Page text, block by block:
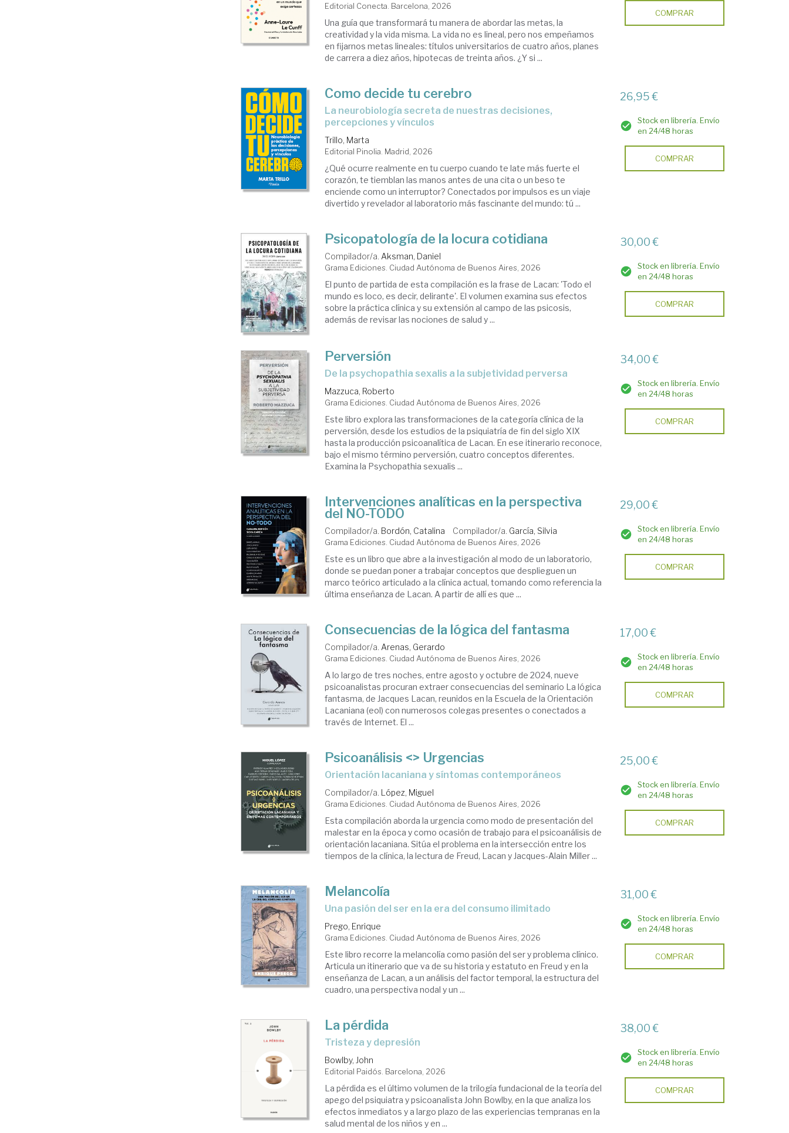
Editorial Conecta. Barcelona, 2026
Una guía que transformará tu manera de abordar las metas, la
creatividad y la vida misma. La vida no es lineal, pero nos empeñamos
en fijarnos metas lineales: títulos universitarios de cuatro años, planes
de carrera a diez años, hipotecas de treinta años. ¿Y si ...
COMPRAR
Como decide tu cerebro
La neurobiología secreta de nuestras decisiones,
percepciones y vínculos
Trillo, Marta
Editorial Pinolia. Madrid, 2026
¿Qué ocurre realmente en tu cuerpo cuando te late más fuerte el
corazón, te tiemblan las manos antes de una cita o un beso te
enciende como un interruptor? Conectados por impulsos es un viaje
divertido y revelador al laboratorio más fascinante del mundo: tú ...
26,95 €
Stock en librería. Envío
en 24/48 horas
COMPRAR
Psicopatología de la locura cotidiana
Compilador/a. Aksman, Daniel
Grama Ediciones. Ciudad Autónoma de Buenos Aires, 2026
El punto de partida de esta compilación es la frase de Lacan: 'Todo el
mundo es loco, es decir, delirante'. El volumen examina sus efectos
sobre la práctica clínica y su extensión al campo de las psicosis,
además de revisar las nociones de salud y ...
30,00 €
Stock en librería. Envío
en 24/48 horas
COMPRAR
Perversión
De la psychopathia sexalis a la subjetividad perversa
Mazzuca, Roberto
Grama Ediciones. Ciudad Autónoma de Buenos Aires, 2026
Este libro explora las transformaciones de la categoría clínica de la
perversión, desde los estudios de la psiquiatría de fin del siglo XIX
hasta la producción psicoanalítica de Lacan. En ese itinerario reconoce,
bajo el mismo término perversión, cuatro conceptos diferentes.
Examina la Psychopathia sexualis ...
34,00 €
Stock en librería. Envío
en 24/48 horas
COMPRAR
Intervenciones analíticas en la perspectiva
del NO-TODO
Compilador/a. Bordón, Catalina Compilador/a. García, Silvia
Grama Ediciones. Ciudad Autónoma de Buenos Aires, 2026
Este es un libro que abre a la investigación al modo de un laboratorio,
donde se puedan poner a trabajar conceptos que desplieguen un
marco teórico articulado a la clínica actual, tomando como referencia la
última enseñanza de Lacan. A partir de allí es que ...
29,00 €
Stock en librería. Envío
en 24/48 horas
COMPRAR
Consecuencias de la lógica del fantasma
Compilador/a. Arenas, Gerardo
Grama Ediciones. Ciudad Autónoma de Buenos Aires, 2026
A lo largo de tres noches, entre agosto y octubre de 2024, nueve
psicoanalistas procuran extraer consecuencias del seminario La lógica
fantasma, de Jacques Lacan, reunidos en la Escuela de la Orientación
Lacaniana (eol) con numerosos colegas presentes o conectados a
través de Internet. El ...
17,00 €
Stock en librería. Envío
en 24/48 horas
COMPRAR
Psicoanálisis <> Urgencias
Orientación lacaniana y síntomas contemporáneos
Compilador/a. López, Miguel
Grama Ediciones. Ciudad Autónoma de Buenos Aires, 2026
Esta compilación aborda la urgencia como modo de presentación del
malestar en la época y como ocasión de trabajo para el psicoanálisis de
orientación lacaniana. Sitúa el problema en la intersección entre los
tiempos de la clínica, la lectura de Freud, Lacan y Jacques-Alain Miller ...
25,00 €
Stock en librería. Envío
en 24/48 horas
COMPRAR
Melancolía
Una pasión del ser en la era del consumo ilimitado
Prego, Enrique
Grama Ediciones. Ciudad Autónoma de Buenos Aires, 2026
Este libro recorre la melancolía como pasión del ser y problema clínico.
Articula un itinerario que va de su historia y estatuto en Freud y en la
enseñanza de Lacan, a un análisis del factor temporal, la estructura del
cuadro, una perspectiva nodal y un ...
31,00 €
Stock en librería. Envío
en 24/48 horas
COMPRAR
La pérdida
Tristeza y depresión
Bowlby, John
Editorial Paidós. Barcelona, 2026
La pérdida es el último volumen de la trilogía fundacional de la teoría del
apego del psiquiatra y psicoanalista John Bowlby, en la que analiza los
efectos inmediatos y a largo plazo de las experiencias tempranas en la
salud mental de los niños y en ...
38,00 €
Stock en librería. Envío
en 24/48 horas
COMPRAR